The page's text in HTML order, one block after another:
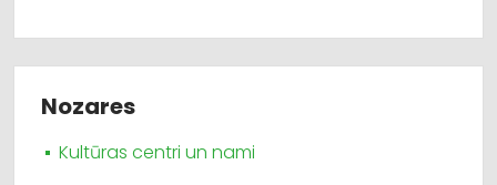
Nozares
Kultūras centri un nami